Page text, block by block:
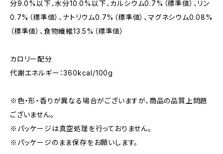
分9.0%以下、水分10.0%以下、カルシウム0.7%（標準値）、リン
0.7%（標準値）、ナトリウム0.7%（標準値）、マグネシウム0.08%
（標準値）、食物繊維13.5%（標準値）
カロリー配分
代謝エネルギー：360kcal/100g
※色・形・香りが異なる場合がございますが、商品の品質上問題
ございません。
※パッケージは真空処理を行っておりません。
※パッケージのまま保存をお願いします。